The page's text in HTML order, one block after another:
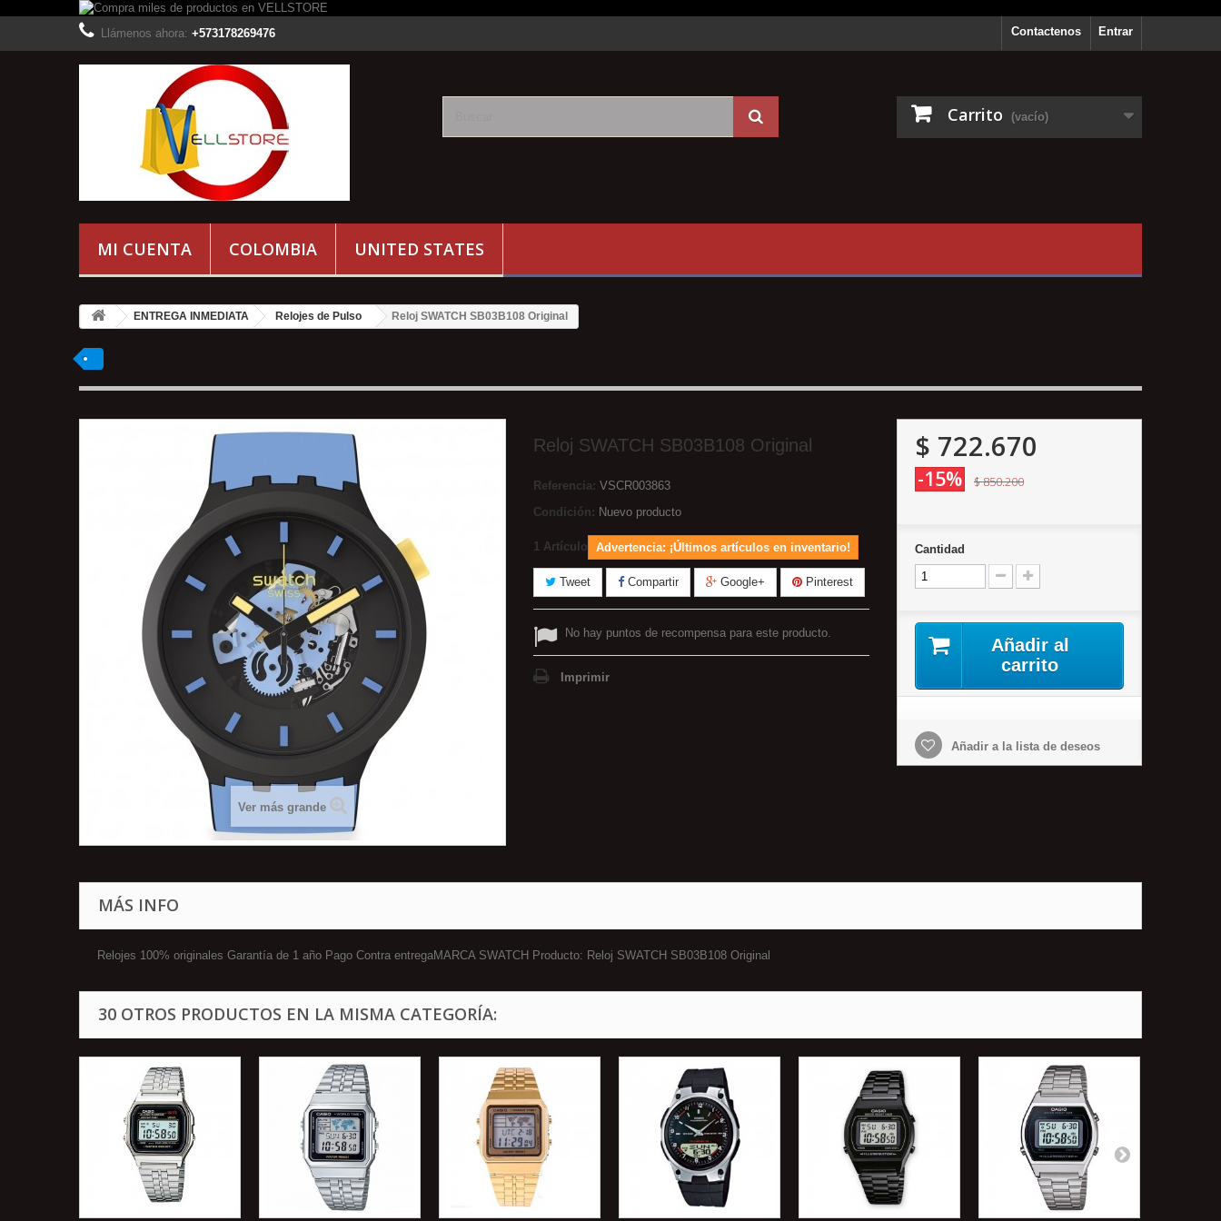
Entrar
Contactenos
Llámenos ahora: +573178269476
Carrito (vacío)
MI CUENTA COLOMBIA UNITED STATES
ENTREGA INMEDIATA Relojes de Pulso Reloj SWATCH SB03B108 Original
Ver más grande
Reloj SWATCH SB03B108 Original
Referencia: VSCR003863
Condición: Nuevo producto
1 Artículo Advertencia: ¡Últimos artículos en inventario!
Tweet Compartir Google+ Pinterest
No hay puntos de recompensa para este producto.
Imprimir
$ 722.670
-15% $ 850.200
Cantidad
Añadir al
carrito
Añadir a la lista de deseos
MÁS INFO
Relojes 100% originales Garantía de 1 año Pago Contra entregaMARCA SWATCH Producto: Reloj SWATCH SB03B108 Original
30 OTROS PRODUCTOS EN LA MISMA CATEGORÍA: